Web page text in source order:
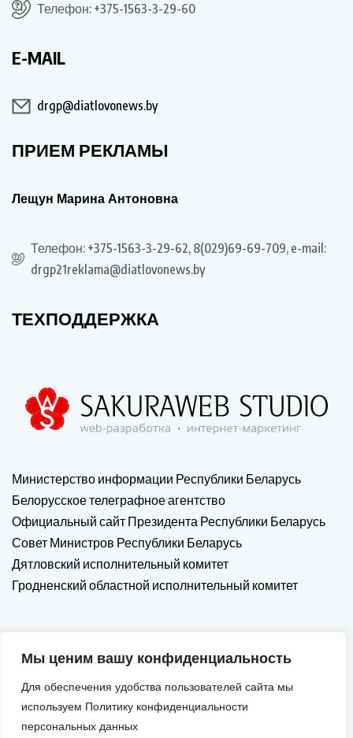
Мы ценим вашу конфиденциальность
Для обеспечения удобства пользователей сайта мы
используем Политику конфиденциальности
персональных данных
Телефон: +375-1563-3-29-60
E-MAIL
drgp@diatlovonews.by
ПРИЕМ РЕКЛАМЫ
Лещун Марина Антоновна
Телефон: +375-1563-3-29-62, 8(029)69-69-709, e-mail:
drgp21reklama@diatlovonews.by
ТЕХПОДДЕРЖКА
Министерство информации Республики Беларусь
Белорусское телеграфное агентство
Официальный сайт Президента Республики Беларусь
Совет Министров Республики Беларусь
Дятловский исполнительный комитет
Гродненский областной исполнительный комитет